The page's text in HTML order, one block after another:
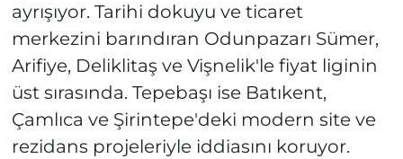
ayrışıyor. Tarihi dokuyu ve ticaret
merkezini barındıran Odunpazarı Sümer,
Arifiye, Deliklitaş ve Vişnelik'le fiyat liginin
üst sırasında. Tepebaşı ise Batıkent,
Çamlıca ve Şirintepe'deki modern site ve
rezidans projeleriyle iddiasını koruyor.